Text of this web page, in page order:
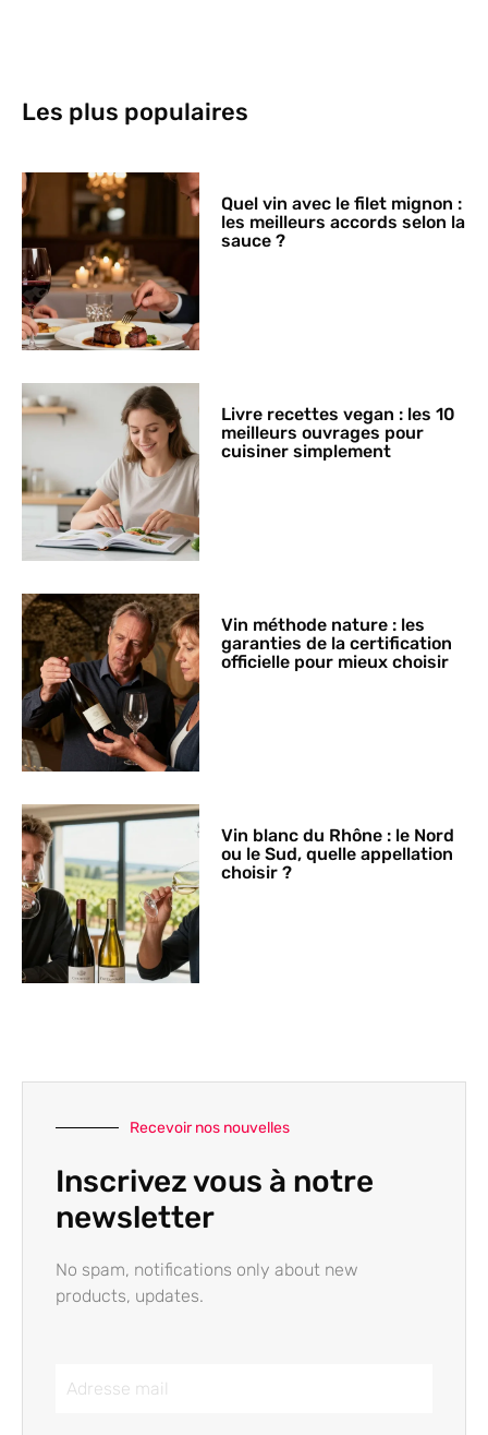
Les plus populaires
Quel vin avec le filet mignon :
les meilleurs accords selon la
sauce ?
Livre recettes vegan : les 10
meilleurs ouvrages pour
cuisiner simplement
Vin méthode nature : les
garanties de la certification
officielle pour mieux choisir
Vin blanc du Rhône : le Nord
ou le Sud, quelle appellation
choisir ?
Recevoir nos nouvelles
Inscrivez vous à notre
newsletter
No spam, notifications only about new
products, updates.